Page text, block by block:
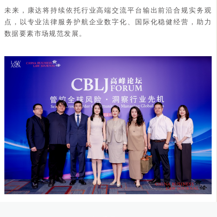
未来，康达将持续依托行业高端交流平台输出前沿合规实务观
点，以专业法律服务护航企业数字化、国际化稳健经营，助力
数据要素市场规范发展。